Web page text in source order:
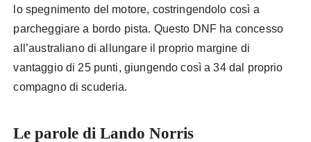
lo spegnimento del motore, costringendolo così a
parcheggiare a bordo pista. Questo DNF ha concesso
all’australiano di allungare il proprio margine di
vantaggio di 25 punti, giungendo così a 34 dal proprio
compagno di scuderia.
Le parole di Lando Norris